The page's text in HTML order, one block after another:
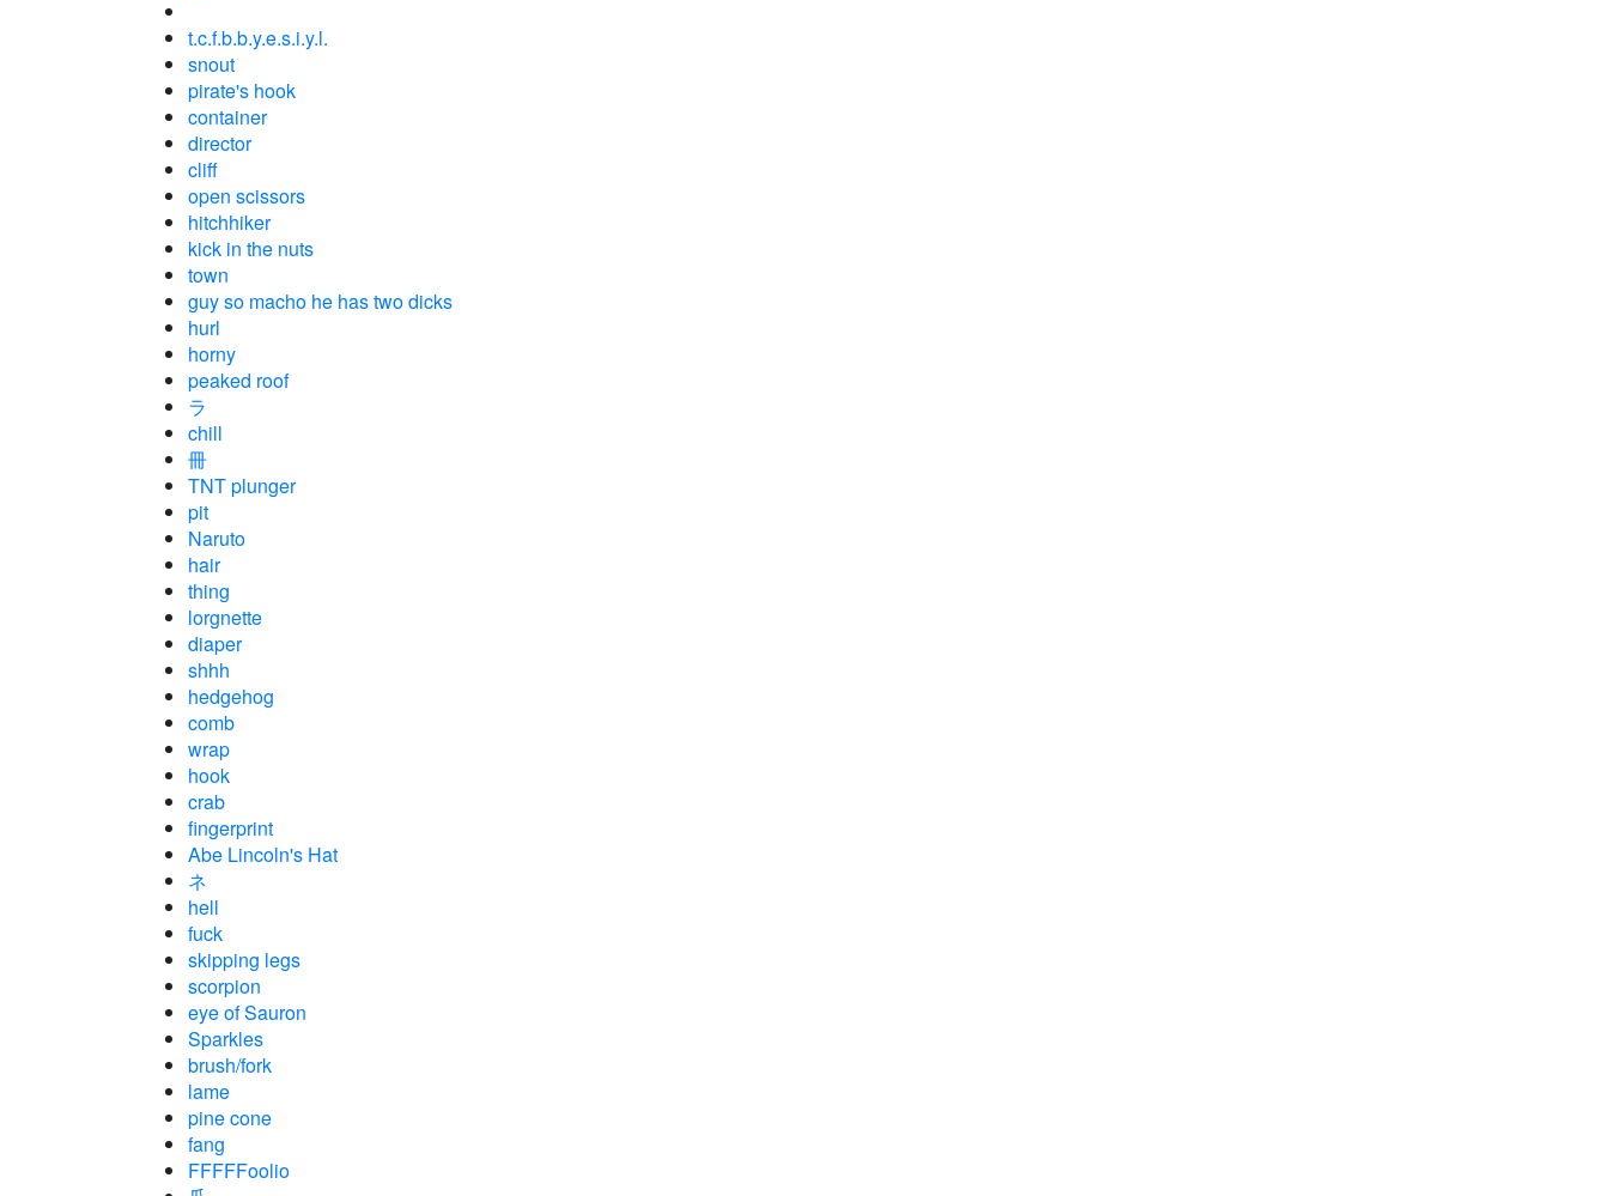
t.c.f.b.b.y.e.s.i.y.l.
snout
pirate's hook
container
director
cliff
open scissors
hitchhiker
kick in the nuts
town
guy so macho he has two dicks
hurl
horny
peaked roof
ラ
chill
冊
TNT plunger
pit
Naruto
hair
thing
lorgnette
diaper
shhh
hedgehog
comb
wrap
hook
crab
fingerprint
Abe Lincoln's Hat
ネ
hell
fuck
skipping legs
scorpion
eye of Sauron
Sparkles
brush/fork
lame
pine cone
fang
FFFFFoolio